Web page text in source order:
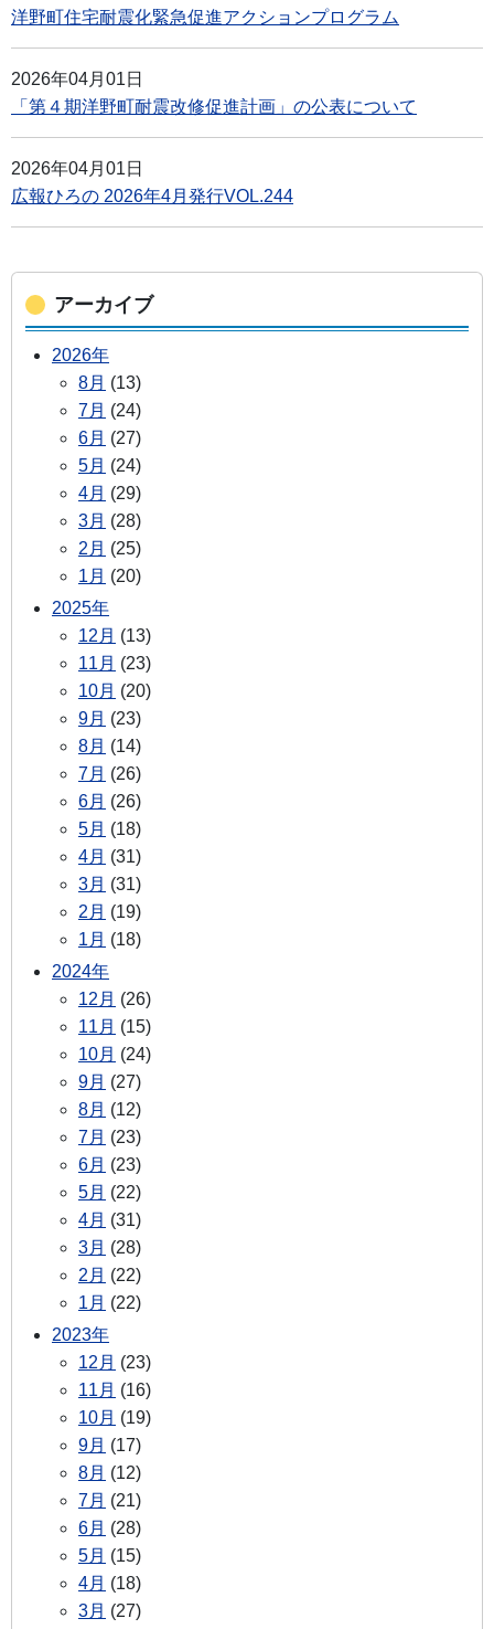
洋野町住宅耐震化緊急促進アクションプログラム
2026年04月01日
「第４期洋野町耐震改修促進計画」の公表について
2026年04月01日
広報ひろの 2026年4月発行VOL.244
アーカイブ
2026年
8月 (13)
7月 (24)
6月 (27)
5月 (24)
4月 (29)
3月 (28)
2月 (25)
1月 (20)
2025年
12月 (13)
11月 (23)
10月 (20)
9月 (23)
8月 (14)
7月 (26)
6月 (26)
5月 (18)
4月 (31)
3月 (31)
2月 (19)
1月 (18)
2024年
12月 (26)
11月 (15)
10月 (24)
9月 (27)
8月 (12)
7月 (23)
6月 (23)
5月 (22)
4月 (31)
3月 (28)
2月 (22)
1月 (22)
2023年
12月 (23)
11月 (16)
10月 (19)
9月 (17)
8月 (12)
7月 (21)
6月 (28)
5月 (15)
4月 (18)
3月 (27)